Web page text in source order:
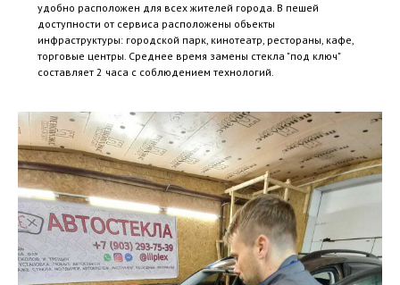
удобно расположен для всех жителей города. В пешей
доступности от сервиса расположены объекты
инфраструктуры: городской парк, кинотеатр, рестораны, кафе,
торговые центры. Среднее время замены стекла "под ключ"
составляет 2 часа с соблюдением технологий.